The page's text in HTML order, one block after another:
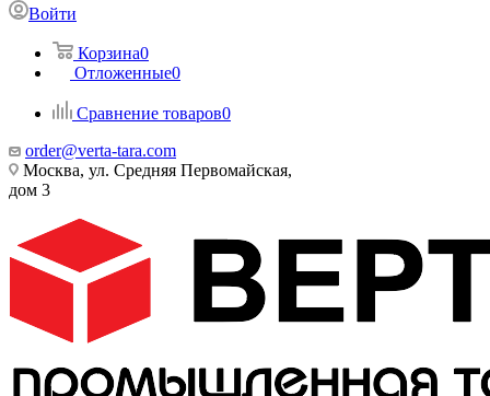
Войти
Корзина0
Отложенные0
Сравнение товаров0
order@verta-tara.com
Москва, ул. Средняя Первомайская,
дом 3